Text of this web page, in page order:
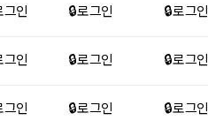
그인 🔒 로그인 🔒 로그인
그인 🔒 로그인 🔒 로그인
그인 🔒 로그인 🔒 로그인